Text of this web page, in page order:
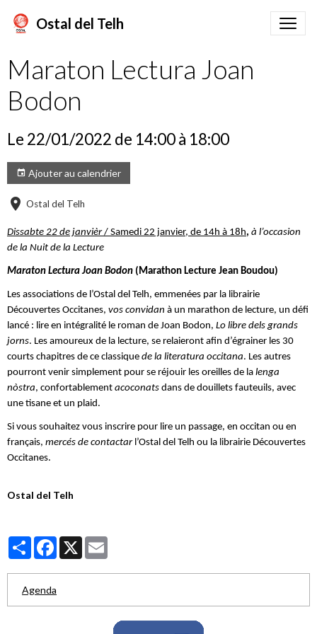
Ostal del Telh
Maraton Lectura Joan
Bodon
Le 22/01/2022 de 14:00à 18:00
Ajouter au calendrier
Ostal del Telh
Dissabte 22 de janvièr/ Samedi 22 janvier, de 14h à 18h, à l’occasion
de la Nuit de la Lecture
Maraton Lectura Joan Bodon (Marathon Lecture Jean Boudou)
Les associations de l’Ostal del Telh, emmenées par la librairie
Découvertes Occitanes, vos convidan à un marathon de lecture, un défi
lancé : lire en intégralité le roman de Joan Bodon, Lo libre dels grands
jorns. Les amoureux de la lecture, se relaieront afin d’égrainer les 30
courts chapitres de ce classique de la literatura occitana. Les autres
pourront venir simplement pour se réjouir les oreilles de la lenga
nòstra, confortablement acoconats dans de douillets fauteuils, avec
une tisane et un plaid.
Si vous souhaitez vous inscrire pour lire un passage, en occitan ou en
français, mercés de contactarl’Ostal del Telh ou la librairie Découvertes
Occitanes.
Ostal del Telh
PartagerFacebook
X
Agenda